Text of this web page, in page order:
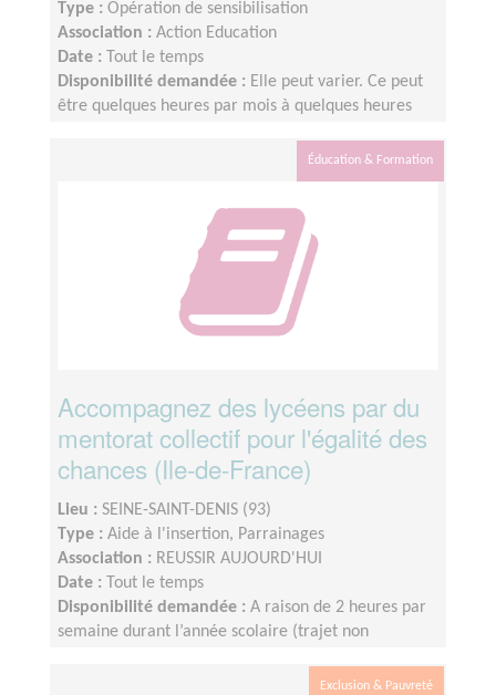
Type : Opération de sensibilisation
Association : Action Education
Date :
Tout le temps
Disponibilité demandée : Elle peut varier. Ce peut
être quelques heures par mois à quelques heures
Éducation & Formation
Accompagnez des lycéens par du
mentorat collectif pour l'égalité des
chances (Ile-de-France)
Lieu : SEINE-SAINT-DENIS (93)
Type : Aide à l'insertion, Parrainages
Association : REUSSIR AUJOURD'HUI
Date :
Tout le temps
Disponibilité demandée : A raison de 2 heures par
semaine durant l’année scolaire (trajet non
Nous fonctionnons sur le calendrier scolaire, vos
Exclusion & Pauvreté